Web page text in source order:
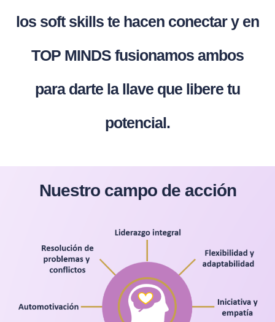
los soft skills te hacen conectar y en
TOP MINDS fusionamos ambos
para darte la llave que libere tu
potencial.
Nuestro campo de acción